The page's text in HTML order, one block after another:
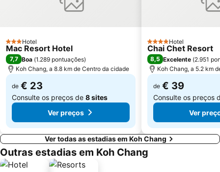
3 Estrelas
Hotel
Mac Resort Hotel
7,7 Boa (1.289 pontuações)
Koh Chang, a 8.8 km de Centro da cidade
de € 23
Consulte os preços de 8 sites
Ver preços
4 Estrelas
Hotel
Chai Chet Resort
8,5 Excelente (2.951
Koh Chang, a 5.2 km
de € 39
Consulte os preços
Ver
Ver todas as estadias em Koh Chang
Outras estadias em Koh Chang